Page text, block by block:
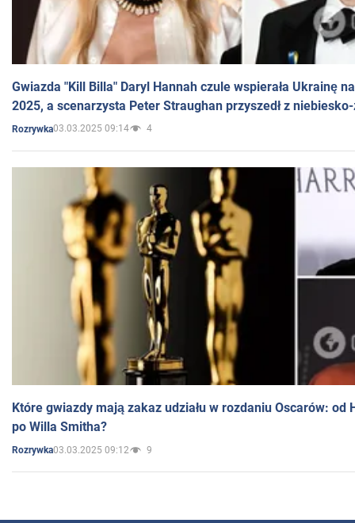
Gwiazda "Kill Billa" Daryl Hannah czule wspierała Ukrainę
2025, a scenarzysta Peter Straughan przyszedł z
Rozrywka03.03.2025 09:14 4
Które gwiazdy mają zakaz udziału w rozdaniu Oscarów: od
po Willa Smitha?
Rozrywka03.03.2025 09:12 9